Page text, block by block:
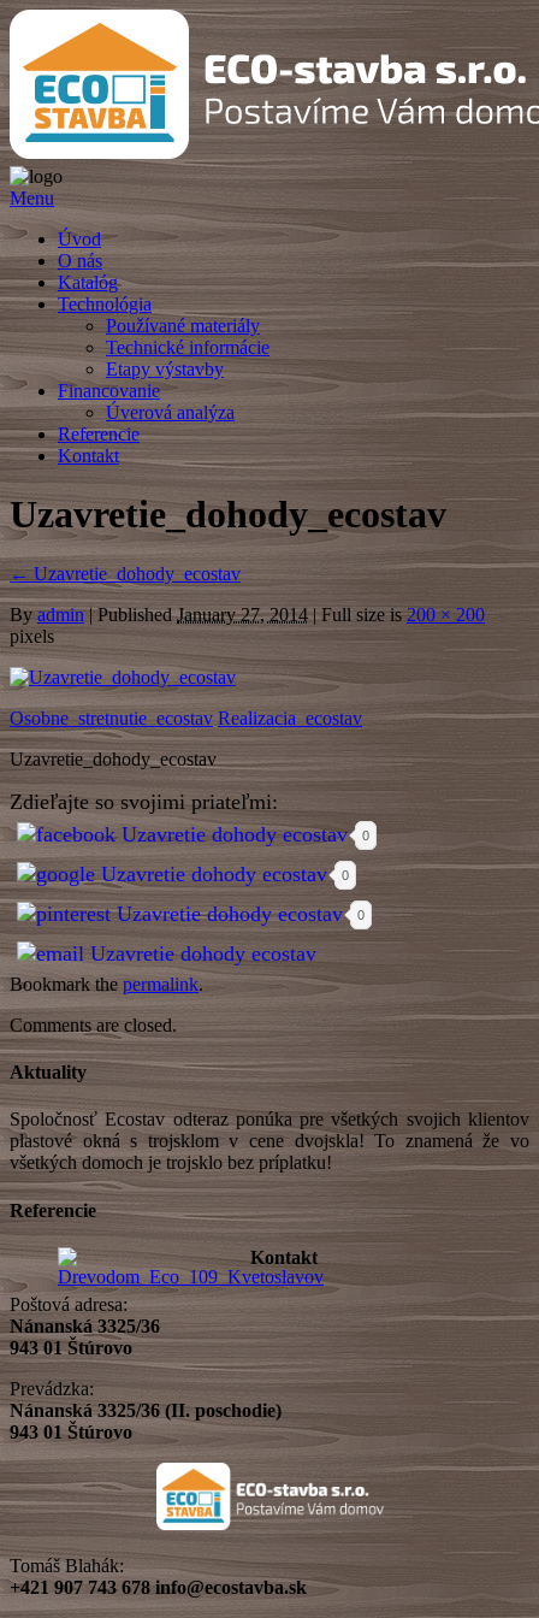
Menu
Úvod
O nás
Katalóg
Technológia
Používané materiály
Technické informácie
Etapy výstavby
Financovanie
Úverová analýza
Referencie
Kontakt
Uzavretie_dohody_ecostav
←Uzavretie_dohody_ecostav
Byadmin |PublishedJanuary 27, 2014 | Full size is200 × 200
pixels
Osobne_stretnutie_ecostav Realizacia_ecostav
Uzavretie_dohody_ecostav
Zdieľajte so svojimi priateľmi:
0
0
0
Bookmark the permalink.
Comments are closed.
Aktuality
Spoločnosť Ecostav odteraz ponúka pre všetkých svojich klientov
plastové okná s trojsklom v cene dvojskla! To znamená že vo
všetkých domoch je trojsklo bez príplatku!
Referencie
Kontakt
Poštová adresa:
Nánanská 3325/36
943 01 Štúrovo
Prevádzka:
Nánanská 3325/36 (II. poschodie)
943 01 Štúrovo
Tomáš Blahák:
+421 907 743 678 info@ecostavba.sk